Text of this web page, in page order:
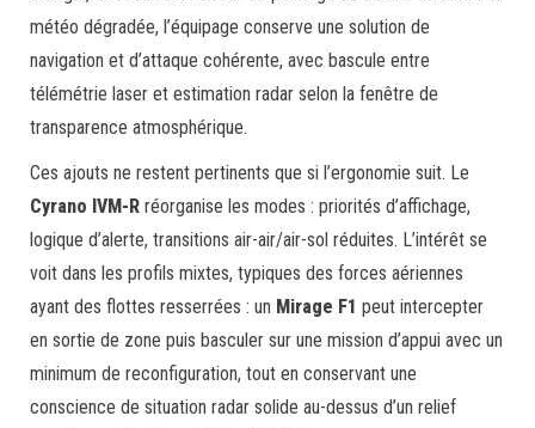
météo dégradée, l’équipage conserve une solution de
navigation et d’attaque cohérente, avec bascule entre
télémétrie laser et estimation radar selon la fenêtre de
transparence atmosphérique.
Ces ajouts ne restent pertinents que si l’ergonomie suit. Le
Cyrano IVM-R réorganise les modes : priorités d’affichage,
logique d’alerte, transitions air-air/air-sol réduites. L’intérêt se
voit dans les profils mixtes, typiques des forces aériennes
ayant des flottes resserrées : un Mirage F1 peut intercepter
en sortie de zone puis basculer sur une mission d’appui avec un
minimum de reconfiguration, tout en conservant une
conscience de situation radar solide au-dessus d’un relief